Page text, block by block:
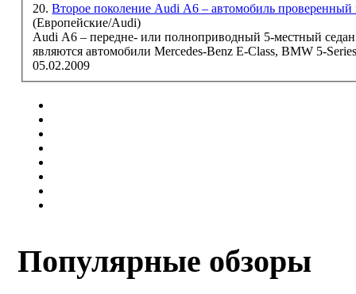
20.Второе поколение Audi A6 – автомобиль
(Европейские/Audi)
Audi A6 – передне- или полноприводный 5-местныйседан
являются автомобили Mercedes-Benz E-Class, BMW 5-
05.02.2009
Популярные обзоры